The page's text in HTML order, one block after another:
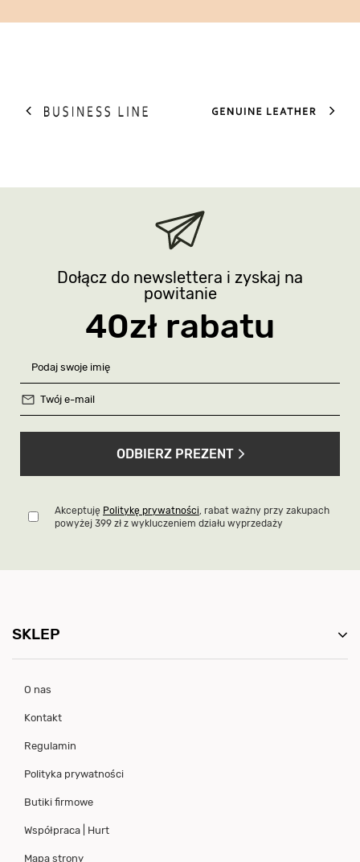
Dołącz do newslettera i zyskaj na
powitanie
40zł rabatu
ODBIERZ PREZENT
Akceptuję Politykę prywatności, rabat ważny przy zakupach
powyżej 399 zł z wykluczeniem działu wyprzedaży
SKLEP
O nas
Kontakt
Regulamin
Polityka prywatności
Butiki firmowe
Współpraca | Hurt
Mapa strony